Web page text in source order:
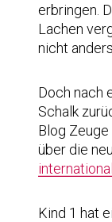
erbringen.
Lachen
nicht anders.
Doch nach
Schalk
Blog
über die
Kind 1 hat